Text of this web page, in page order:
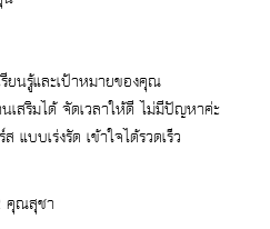
ยนรู้และเป้าหมายของคุณ
สริมได้ จัดเวลาให้ดี ไม่มีปัญหาค่ะ
บบเร่งรัด เข้าใจได้รวดเร็ว
คุณสุชา